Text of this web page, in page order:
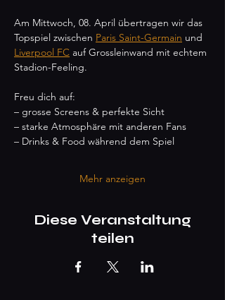
Am Mittwoch, 08. April übertragen wir das
Topspiel zwischen Paris Saint-Germain und
Liverpool FC auf Grossleinwand mit echtem
Stadion-Feeling.
Freu dich auf:
– grosse Screens & perfekte Sicht
– starke Atmosphäre mit anderen Fans
– Drinks & Food während dem Spiel
Mehr anzeigen
Diese Veranstaltung
teilen